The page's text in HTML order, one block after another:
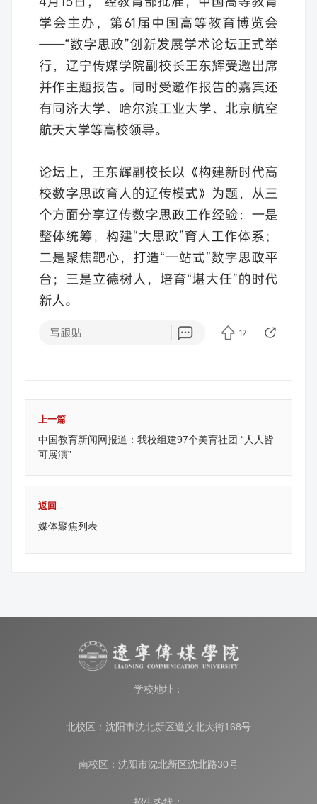
上一篇
中国教育新闻网报道：我校组建97个美育社团 “人人皆
可展演”
返回
媒体聚焦列表
学校地址：
北校区：沈阳市沈北新区道义北大街168号
南校区：沈阳市沈北新区沈北路30号